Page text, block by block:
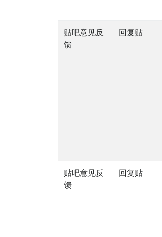
贴吧意见反
馈
回复贴
贴吧意见反
馈
回复贴